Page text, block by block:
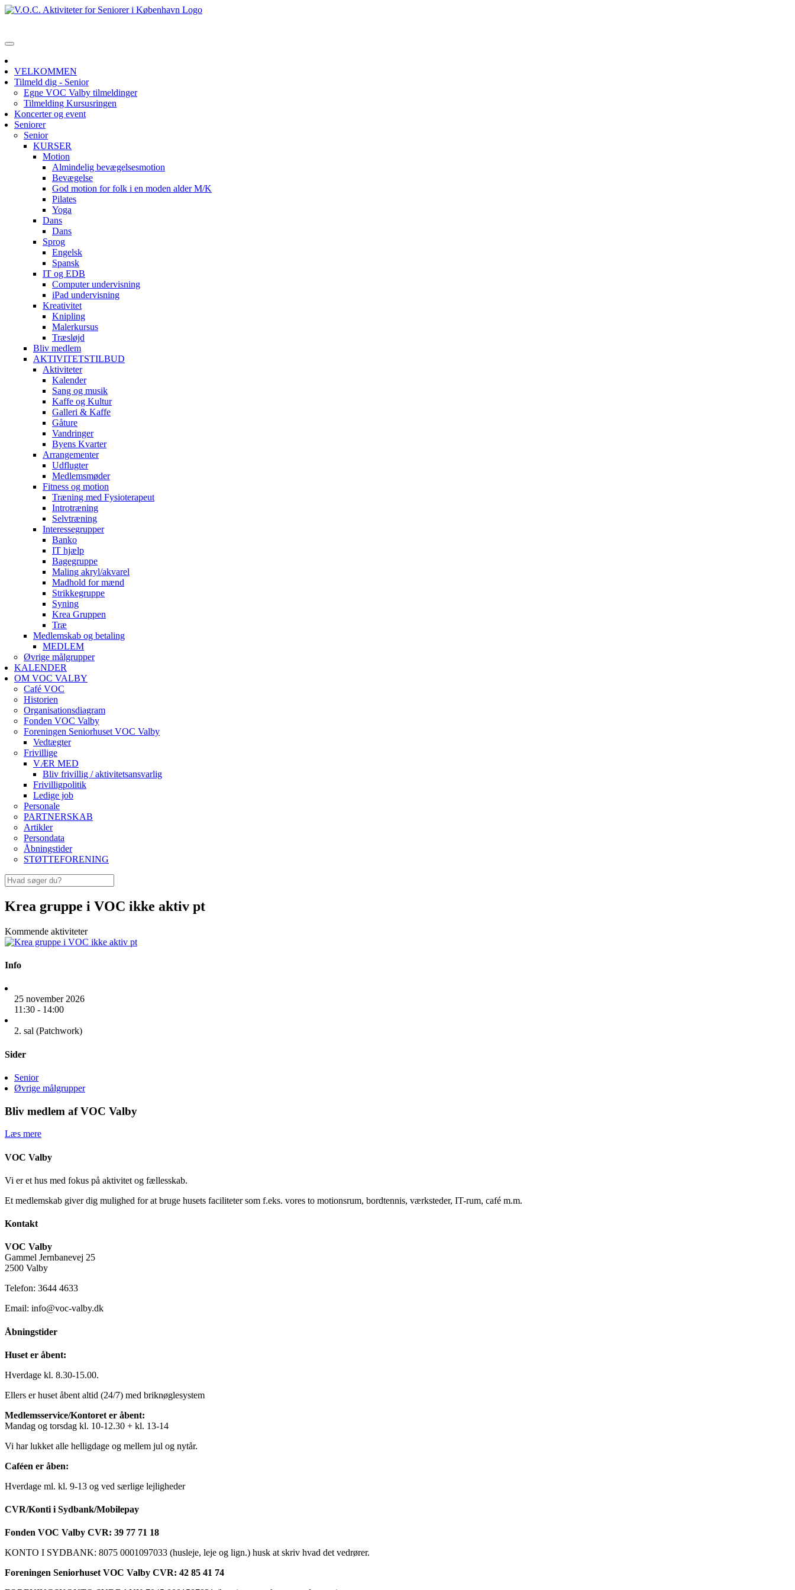
VELKOMMEN
Tilmeld dig - Senior
Egne VOC Valby tilmeldinger
Tilmelding Kursusringen
Koncerter og event
Seniorer
Senior
KURSER
Motion
Almindelig bevægelsesmotion
Bevægelse
God motion for folk i en moden alder M/K
Pilates
Yoga
Dans
Dans
Sprog
Engelsk
Spansk
IT og EDB
Computer undervisning
iPad undervisning
Kreativitet
Knipling
Malerkursus
Træsløjd
Bliv medlem
AKTIVITETSTILBUD
Aktiviteter
Kalender
Sang og musik
Kaffe og Kultur
Galleri & Kaffe
Gåture
Vandringer
Byens Kvarter
Arrangementer
Udflugter
Medlemsmøder
Fitness og motion
Træning med Fysioterapeut
Introtræning
Selvtræning
Interessegrupper
Banko
IT hjælp
Bagegruppe
Maling akryl/akvarel
Madhold for mænd
Strikkegruppe
Syning
Krea Gruppen
Træ
Medlemskab og betaling
MEDLEM
Øvrige målgrupper
KALENDER
OM VOC VALBY
Café VOC
Historien
Organisationsdiagram
Fonden VOC Valby
Foreningen Seniorhuset VOC Valby
Vedtægter
Frivillige
VÆR MED
Bliv frivillig / aktivitetsansvarlig
Frivilligpolitik
Ledige job
Personale
PARTNERSKAB
Artikler
Persondata
Åbningstider
STØTTEFORENING
Krea gruppe i VOC ikke aktiv pt
Kommende aktiviteter
Info
25 november 2026
11:30 - 14:00
2. sal (Patchwork)
Sider
Senior
Øvrige målgrupper
Bliv medlem af VOC Valby
Læs mere
VOC Valby
Vi er et hus med fokus på aktivitet og fællesskab.
Et medlemskab giver dig mulighed for at bruge husets faciliteter som f.eks. vores to motionsrum, bordtennis, værksteder, IT-rum, café m.m.
Kontakt
VOC Valby
Gammel Jernbanevej 25
2500 Valby
Telefon: 3644 4633
Email: info@voc-valby.dk
Åbningstider
Huset er åbent:
Hverdage kl. 8.30-15.00.
Ellers er huset åbent altid (24/7) med briknøglesystem
Medlemsservice/Kontoret er åbent:
Mandag og torsdag kl. 10-12.30 + kl. 13-14
Vi har lukket alle helligdage og mellem jul og nytår.
Caféen er åben:
Hverdage ml. kl. 9-13 og ved særlige lejligheder
CVR/Konti i Sydbank/Mobilepay
Fonden VOC Valby CVR: 39 77 71 18
KONTO I SYDBANK: 8075 0001097033 (husleje, leje og lign.) husk at skriv hvad det vedrører.
Foreningen Seniorhuset VOC Valby CVR: 42 85 41 74